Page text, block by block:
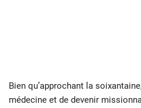
Bien qu’approchant la
médecine et de devenir